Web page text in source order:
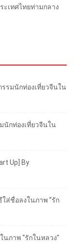
ะเทศไทยท่ามกลาง
รมนักท่องเที่ยวจีนใน
นักท่องเที่ยวจีนใน
Up] By
ใส่ชื่อลงในภาพ “รัก
นภาพ “รักในหลวง”